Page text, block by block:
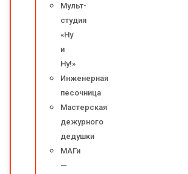
Мульт-
студия
«Ну
и
Ну!»
Инженерная
песочница
Мастерская
дежурного
дедушки
МАГи
—